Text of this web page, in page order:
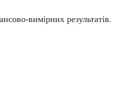
вимірних результатів.